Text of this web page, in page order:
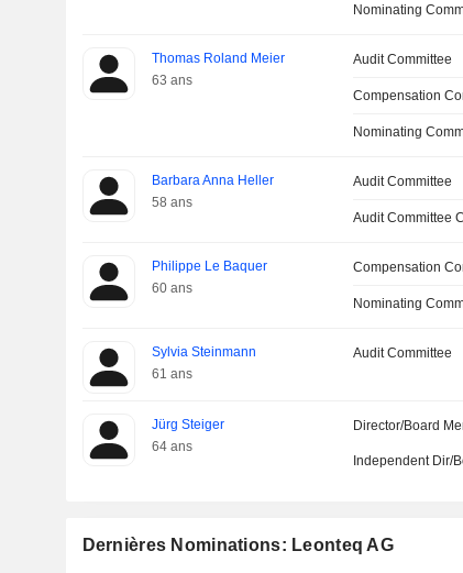
Nominating
Thomas Roland Meier
63 ans
Audit Committee
Compensation
Nominating
Barbara Anna Heller
58 ans
Audit Committee
Audit Committee
Philippe Le Baquer
60 ans
Compensation
Nominating
Sylvia Steinmann
61 ans
Audit Committee
Jürg Steiger
64 ans
Director/Board
Independent Dir/
Dernières Nominations: Leonteq AG